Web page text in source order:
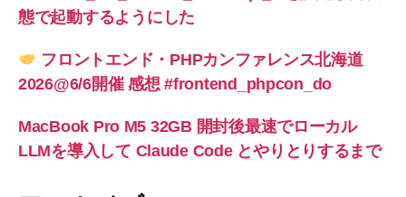
態で起動するようにした
フロントエンド・PHPカンファレンス北海道
2026@6/6開催 感想 #frontend_phpcon_do
MacBook Pro M5 32GB 開封後最速でローカル
LLMを導入して Claude Code とやりとりするまで